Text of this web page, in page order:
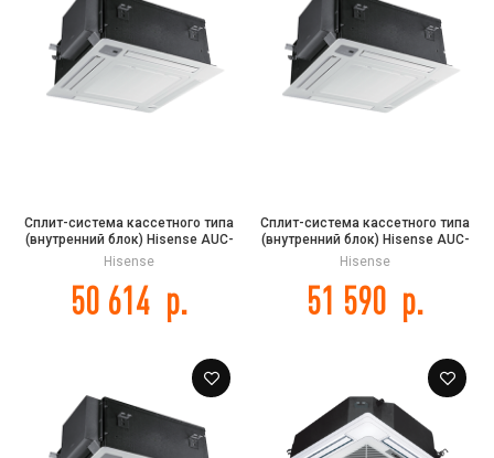
Сплит-система кассетного типа
(внутренний блок) Hisense AUC-
36UR4SGA DC INVERTER
Hisense
50 614 р.
Сплит-система кассетного типа
(внутренний блок) Hisense AUC-
60HR4SHA
Hisense
51 590 р.